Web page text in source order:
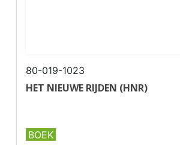
80-019-1023
HET NIEUWE RIJDEN (HNR)
BOEK